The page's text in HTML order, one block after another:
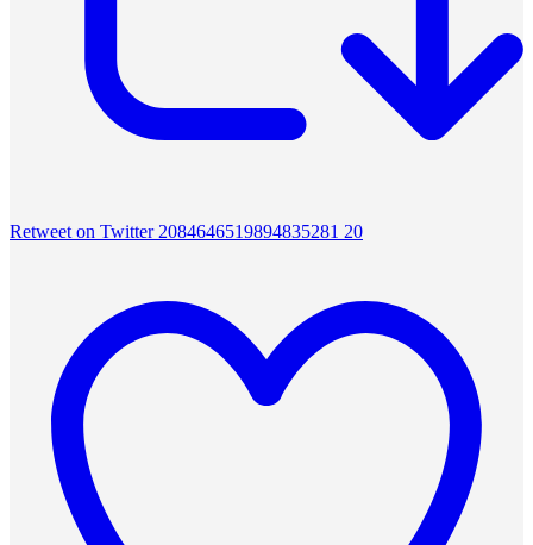
Retweet on Twitter 2084646519894835281 20